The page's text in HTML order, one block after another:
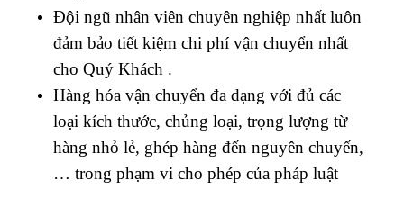
Đội ngũ nhân viên chuyên nghiệp nhất luôn
đảm bảo tiết kiệm chi phí vận chuyển nhất
cho Quý Khách .
Hàng hóa vận chuyển đa dạng với đủ các
loại kích thước, chủng loại, trọng lượng từ
hàng nhỏ lẻ, ghép hàng đến nguyên chuyến,
… trong phạm vi cho phép của pháp luật